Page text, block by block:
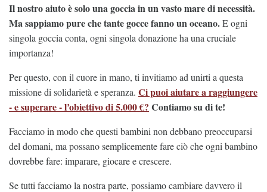
Il nostro aiuto è solo una goccia in un vasto mare di necessità.
Ma sappiamo pure che tante gocce fanno un oceano.E ogni
singola goccia conta, ogni singola donazione ha una cruciale
importanza!
Per questo, con il cuore in mano, ti invitiamo ad unirti a questa
missione di solidarietà e speranza. Ci puoi aiutare a raggiungere
- e superare - l’obiettivo di 5.000 €? Contiamo su di te!
Facciamo in modo che questi bambini non debbano preoccuparsi
del domani, ma possano semplicemente fare ciò che ogni bambino
dovrebbe fare: imparare, giocare e crescere.
Se tutti facciamo la nostra parte, possiamo cambiare davvero il